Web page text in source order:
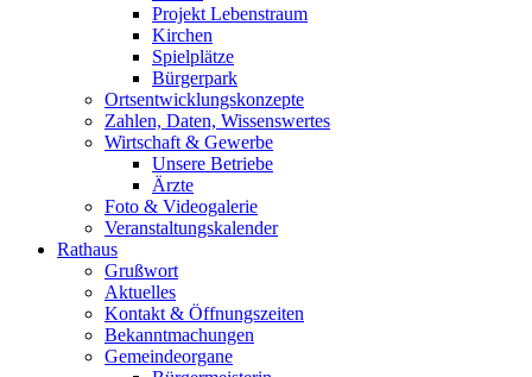
Projekt Lebenstraum
Kirchen
Spielplätze
Bürgerpark
Ortsentwicklungskonzepte
Zahlen, Daten, Wissenswertes
Wirtschaft & Gewerbe
Unsere Betriebe
Ärzte
Foto & Videogalerie
Veranstaltungskalender
Rathaus
Grußwort
Aktuelles
Kontakt & Öffnungszeiten
Bekanntmachungen
Gemeindeorgane